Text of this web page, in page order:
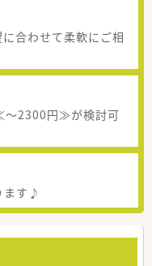
合わせて柔軟にご相
～2300円≫が検討可
ます♪